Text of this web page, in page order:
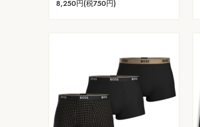
ザ・ミント)
8,250円(税750円)